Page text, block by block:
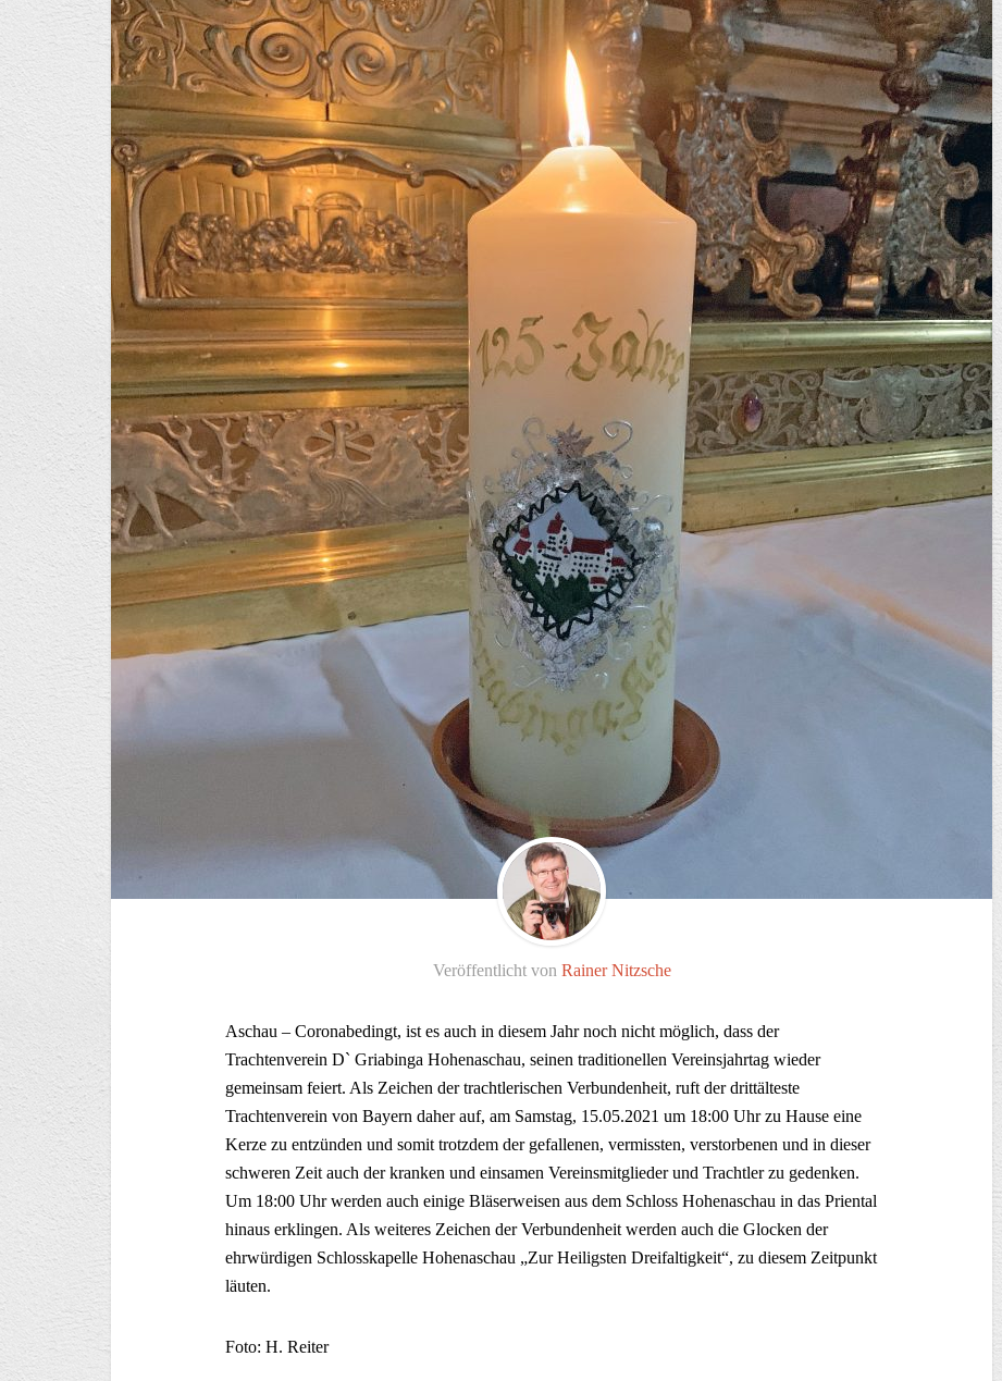
Veröffentlicht von Rainer Nitzsche
Aschau – Coronabedingt, ist es auch in diesem Jahr noch nicht möglich, dass der
Trachtenverein D` Griabinga Hohenaschau, seinen traditionellen Vereinsjahrtag wieder
gemeinsam feiert. Als Zeichen der trachtlerischen Verbundenheit, ruft der drittälteste
Trachtenverein von Bayern daher auf, am Samstag, 15.05.2021 um 18:00 Uhr zu Hause eine
Kerze zu entzünden und somit trotzdem der gefallenen, vermissten, verstorbenen und in dieser
schweren Zeit auch der kranken und einsamen Vereinsmitglieder und Trachtler zu gedenken.
Um 18:00 Uhr werden auch einige Bläserweisen aus dem Schloss Hohenaschau in das Priental
hinaus erklingen. Als weiteres Zeichen der Verbundenheit werden auch die Glocken der
ehrwürdigen Schlosskapelle Hohenaschau „Zur Heiligsten Dreifaltigkeit“, zu diesem Zeitpunkt
läuten.
Foto: H. Reiter